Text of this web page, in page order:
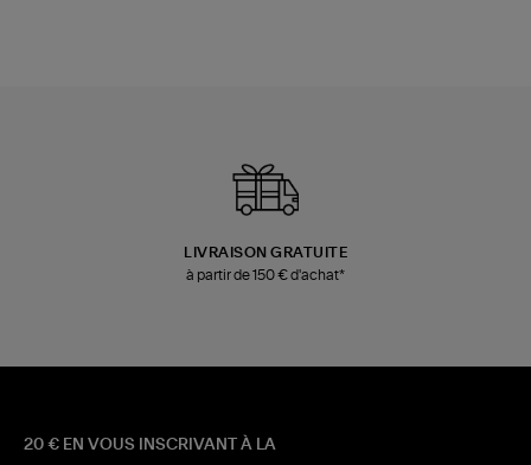
LIVRAISON GRATUITE
à partir de 150 € d'achat*
20 € EN VOUS INSCRIVANT À LA